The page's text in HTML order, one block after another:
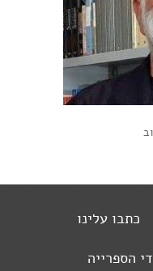
כתבו עלינו
הספרייה